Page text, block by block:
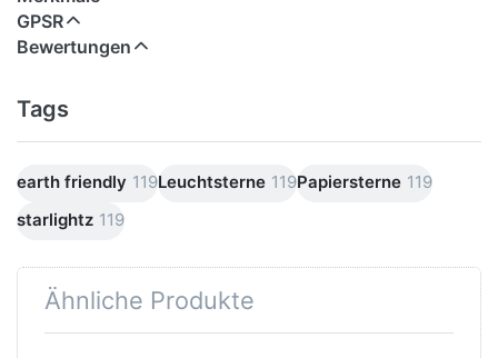
GPSR
Bewertungen
Tags
earth friendly 119Leuchtsterne 119Papiersterne 119
starlightz 119
Ähnliche Produkte